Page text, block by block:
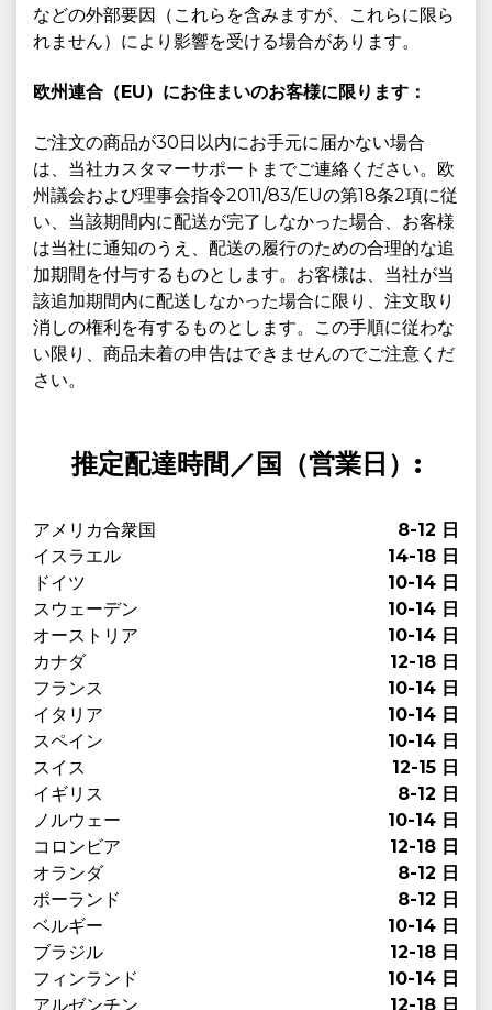
などの外部要因（これらを含みますが、これらに限ら
れません）により影響を受ける場合があります。
欧州連合（EU）にお住まいのお客様に限ります：
ご注文の商品が30日以内にお手元に届かない場合
は、当社カスタマーサポートまでご連絡ください。欧
州議会および理事会指令2011/83/EUの第18条2項に従
い、当該期間内に配送が完了しなかった場合、お客様
は当社に通知のうえ、配送の履行のための合理的な追
加期間を付与するものとします。お客様は、当社が当
該追加期間内に配送しなかった場合に限り、注文取り
消しの権利を有するものとします。この手順に従わな
い限り、商品未着の申告はできませんのでご注意くだ
さい。
推定配達時間／国（営業日）:
アメリカ合衆国
8-12 日
イスラエル
14-18 日
ドイツ
10-14 日
スウェーデン
10-14 日
オーストリア
10-14 日
カナダ
12-18 日
フランス
10-14 日
イタリア
10-14 日
スペイン
10-14 日
スイス
12-15 日
イギリス
8-12 日
ノルウェー
10-14 日
コロンビア
12-18 日
オランダ
8-12 日
ポーランド
8-12 日
ベルギー
10-14 日
ブラジル
12-18 日
フィンランド
10-14 日
アルゼンチン
12-18 日